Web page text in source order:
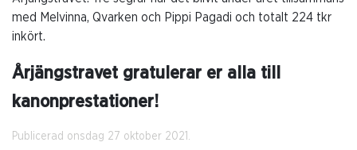
med Melvinna, Qvarken och Pippi Pagadi och totalt 224 tkr
inkört.
Årjängstravet gratulerar er alla till
kanonprestationer!
Publicerad onsdag 27 oktober 2021.